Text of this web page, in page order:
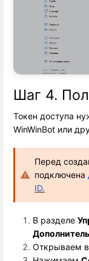
Шаг 4.
Токен доступа
WinWinBot или
Перед
подключена
ID.
В разделе
Открываем